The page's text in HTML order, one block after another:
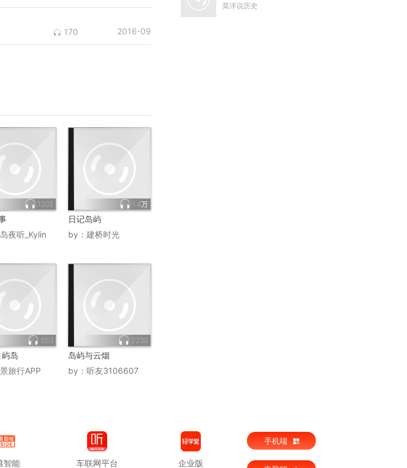
170 2016-09
1202
夜听_Kylin
1.4万
日记岛屿
by： 建桥时光
553
岛
旅行APP
2230
岛屿与云烟
by： 听友3106607
莫洋说历史
智能 车联网平台 企业版
手机端